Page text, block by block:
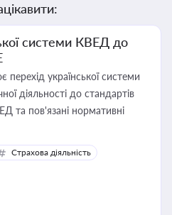
системи КВЕД до
перехід української системи
діяльності до стандартів
та пов'язані нормативні
Страхова діяльність